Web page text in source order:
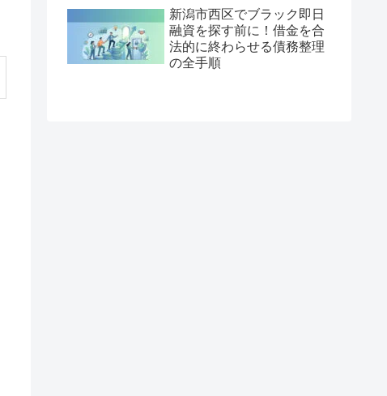
新潟市西区でブラック即日
融資を探す前に！借金を合
法的に終わらせる債務整理
の全手順